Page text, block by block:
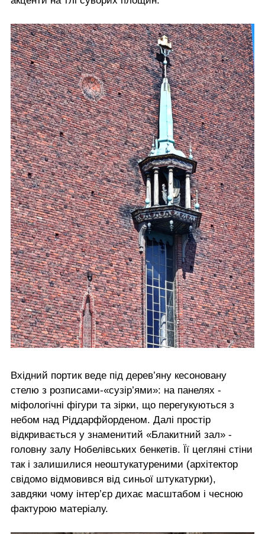
Вхідний портик веде під дерев’яну кесоновану
стелю з розписами-«сузір’ями»: на панелях -
міфологічні фігури та зірки, що перегукуються з
небом над Ріддарфйорденом. Далі простір
відкривається у знаменитий «Блакитний зал» -
головну залу Нобелівських бенкетів. Її цегляні стіни
так і залишилися неоштукатуреними (архітектор
свідомо відмовився від синьої штукатурки),
завдяки чому інтер’єр дихає масштабом і чесною
фактурою матеріалу.